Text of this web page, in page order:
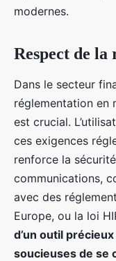
modernes.
Respect de la
Dans le secteur
réglementation en
est crucial.
ces exigences
renforce la
communications,
avec des
Europe, ou la loi
d’un outil
soucieuses de se